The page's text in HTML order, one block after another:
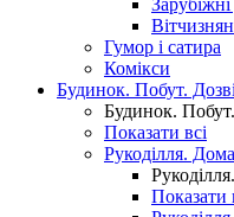
Гумор і сатира
Комікси
Будинок. Побут.
Будинок.
Показати всі
Рукоділля.
Показати